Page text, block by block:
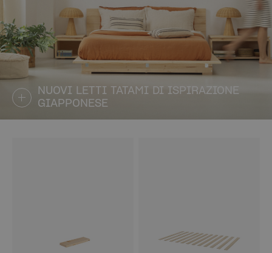
NUOVI LETTI TATAMI DI ISPIRAZIONE
GIAPPONESE